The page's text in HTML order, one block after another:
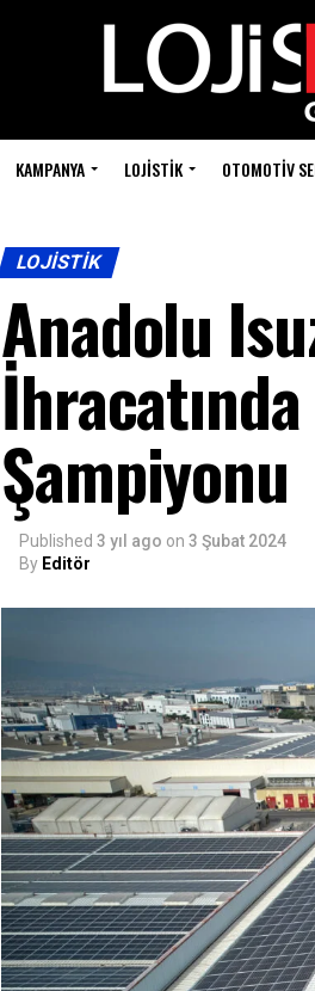
KAMPANYA LOJISTIK OTOMOTIV
LOJISTIK
Anadolu
Şampiyonu
Published 3 yıl ago on 3 Şubat 2024
By Editör